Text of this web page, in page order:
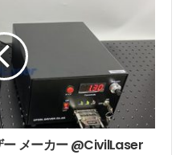
メーカー @CivilLaser